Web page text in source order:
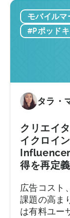
テ
ン
ツ
イ
ィ
ブ
の
作
り
方」
に
つ
再定義がす
か
ら
ア
へ
年
に
モ
バ
イ
ル
ア
プ
モバイル
#Pポッド
タラ・
クリエイ
イクロイ
得を再定
広告コスト
課題の高ま
は有料ユー